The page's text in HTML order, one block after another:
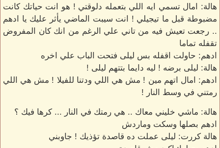
هالة: امال تسمي ايه اللي بتعمله دلوقتي ! هو انت حياتك كانت
مضبوطة قبل ما تيجيلي ! انت سيبت الماضي يأثر عليك يا ادهم
.. رجعت تعيش فيه من تاني علي الرغم من انك كان المفروض
تقفله تماما
ادهم: حاولت اقفله بس ليلى فتحت الباب علي اخره
هالة: ليلى برضه ! ليه دايما بتتهم ليلى !
ادهم: امال اتهم مين ! مش هي اللي ودتنا للفيلا ! مش هي اللي
رمتني في وسط النار !
هالة: ماشي خليني معاك .. هي رمتك في النار ... كرها فيك ؟
ادهم بصلها وسكت وماردش
هالة كررت: ليلى عملت ده قاصدة تؤذيك ! جاوبني